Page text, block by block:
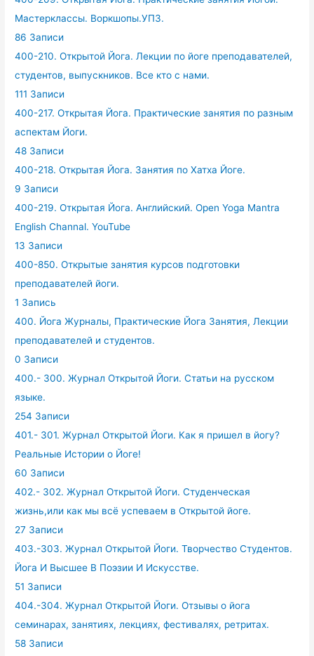
Мастерклассы. Воркшопы.УПЗ.
86 Записи
400-210. Открытой Йога. Лекции по йоге преподавателей,
студентов, выпускников. Все кто с нами.
111 Записи
400-217. Открытая Йога. Практические занятия по разным
аспектам Йоги.
48 Записи
400-218. Открытая Йога. Занятия по Хатха Йоге.
9 Записи
400-219. Открытая Йога. Английский. Open Yoga Mantra
English Channal. YouTube
13 Записи
400-850. Открытые занятия курсов подготовки
преподавателей йоги.
1 Запись
400. Йога Журналы, Практические Йога Занятия, Лекции
преподавателей и студентов.
0 Записи
400.- 300. Журнал Открытой Йоги. Статьи на русском
языке.
254 Записи
401.- 301. Журнал Открытой Йоги. Как я пришел в йогу?
Реальные Истории о Йоге!
60 Записи
402.- 302. Журнал Открытой Йоги. Студенческая
жизнь,или как мы всё успеваем в Открытой йоге.
27 Записи
403.-303. Журнал Открытой Йоги. Творчество Студентов.
Йога И Высшее В Поэзии И Искусстве.
51 Записи
404.-304. Журнал Открытой Йоги. Отзывы о йога
семинарах, занятиях, лекциях, фестивалях, ретритах.
58 Записи